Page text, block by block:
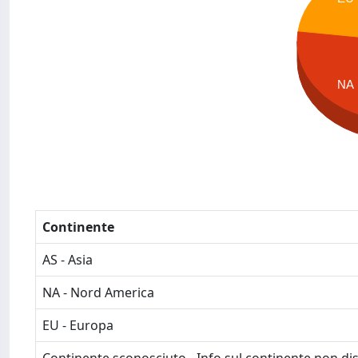
NA
Continente
AS - Asia
NA - Nord America
EU - Europa